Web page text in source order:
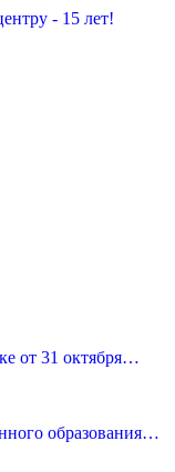
- 15 лет!
от 31 октября…
образования…